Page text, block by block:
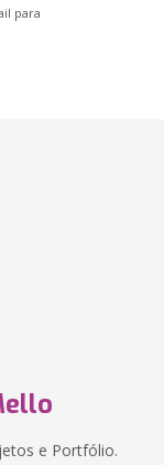
para
e Portfólio.